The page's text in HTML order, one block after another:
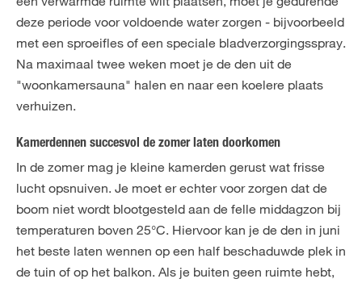
deze periode voor voldoende water zorgen - bijvoorbeeld
met een sproeifles of een speciale bladverzorgingsspray.
Na maximaal twee weken moet je de den uit de
"woonkamersauna" halen en naar een koelere plaats
verhuizen.
Kamerdennen succesvol de zomer laten doorkomen
In de zomer mag je kleine kamerden gerust wat frisse
lucht opsnuiven. Je moet er echter voor zorgen dat de
boom niet wordt blootgesteld aan de felle middagzon bij
temperaturen boven 25°C. Hiervoor kan je de den in juni
het beste laten wennen op een half beschaduwde plek in
de tuin of op het balkon. Als je buiten geen ruimte hebt,